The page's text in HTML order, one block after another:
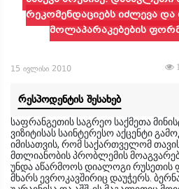
რეკომენდაციებს იძლევა
მოლაპარაკებების
15 ივლისი 2010
რესპოდენტის შესახებ
საფრანგეთის საგრეო საქმეთა
ვიზიტისას საინტერესო აქცენტი
იმისათვის, რომ საქართველომ
მთლიანობის პრობლემის
უნდა აწარმოოს დიალოგი რუსეთის
მხარს ევროკავშირიც დაუჭერს.